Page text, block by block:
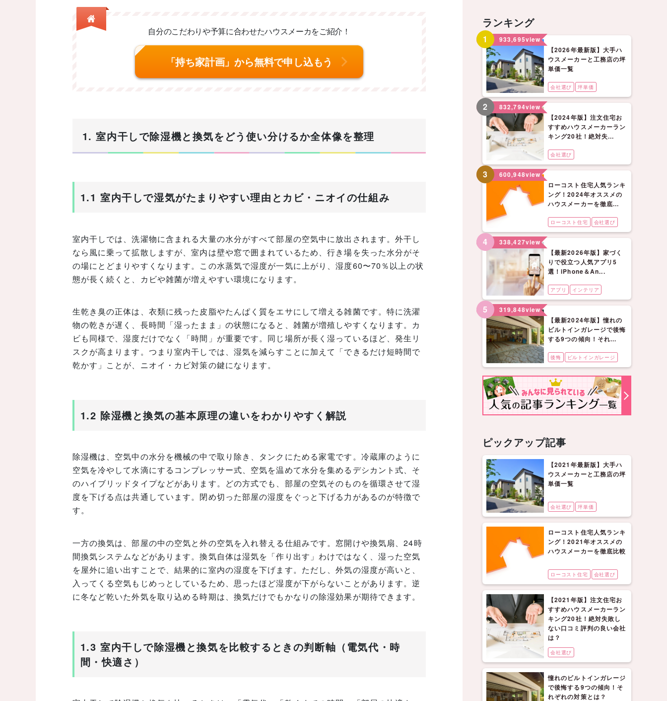
自分のこだわりや予算に合わせたハウスメーカをご紹介！
「持ち家計画」から無料で申し込もう
1. 室内干しで除湿機と換気をどう使い分けるか全体像を整理
1.1 室内干しで湿気がたまりやすい理由とカビ・ニオイの仕組み
室内干しでは、洗濯物に含まれる大量の水分がすべて部屋の空気中に放出されます。外干し
なら風に乗って拡散しますが、室内は壁や窓で囲まれているため、行き場を失った水分がそ
の場にとどまりやすくなります。この水蒸気で湿度が一気に上がり、湿度60〜70％以上の状
態が長く続くと、カビや雑菌が増えやすい環境になります。
生乾き臭の正体は、衣類に残った皮脂やたんぱく質をエサにして増える雑菌です。特に洗濯
物の乾きが遅く、長時間「湿ったまま」の状態になると、雑菌が増殖しやすくなります。カ
ビも同様で、湿度だけでなく「時間」が重要です。同じ場所が長く湿っているほど、発生リ
スクが高まります。つまり室内干しでは、湿気を減らすことに加えて「できるだけ短時間で
乾かす」ことが、ニオイ・カビ対策の鍵になります。
1.2 除湿機と換気の基本原理の違いをわかりやすく解説
除湿機は、空気中の水分を機械の中で取り除き、タンクにためる家電です。冷蔵庫のように
空気を冷やして水滴にするコンプレッサー式、空気を温めて水分を集めるデシカント式、そ
のハイブリッドタイプなどがあります。どの方式でも、部屋の空気そのものを循環させて湿
度を下げる点は共通しています。閉め切った部屋の湿度をぐっと下げる力があるのが特徴で
す。
一方の換気は、部屋の中の空気と外の空気を入れ替える仕組みです。窓開けや換気扇、24時
間換気システムなどがあります。換気自体は湿気を「作り出す」わけではなく、湿った空気
を屋外に追い出すことで、結果的に室内の湿度を下げます。ただし、外気の湿度が高いと、
入ってくる空気もじめっとしているため、思ったほど湿度が下がらないことがあります。逆
に冬など乾いた外気を取り込める時期は、換気だけでもかなりの除湿効果が期待できます。
1.3 室内干しで除湿機と換気を比較するときの判断軸（電気代・時
間・快適さ）
ランキング
1 933,695view
【2026年最新版】大手ハ
ウスメーカーと工務店の坪
単価一覧
会社選び 坪単価
2 832,794view
【2024年版】注文住宅お
すすめハウスメーカーラン
キング20社！絶対失...
会社選び
3 600,948view
ローコスト住宅人気ランキ
ング！2024年オススメの
ハウスメーカーを徹底...
ローコスト住宅 会社選び
4 338,427view
【最新2026年版】家づく
りで役立つ人気アプリ5
選！iPhone＆An...
アプリ インテリア
5 319,848view
【最新2024年版】憧れの
ビルトインガレージで後悔
する9つの傾向！それ...
後悔 ビルトインガレージ
ピックアップ記事
【2021年最新版】大手ハ
ウスメーカーと工務店の坪
単価一覧
会社選び 坪単価
ローコスト住宅人気ランキ
ング！2021年オススメの
ハウスメーカーを徹底比較
ローコスト住宅 会社選び
【2021年版】注文住宅お
すすめハウスメーカーラン
キング20社！絶対失敗し
ない口コミ評判の良い会社
は？
会社選び
憧れのビルトインガレージ
で後悔する9つの傾向！そ
れぞれの対策とは？